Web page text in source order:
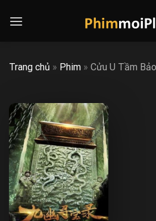
Trang chủ » Phim » Cửu U Tầm